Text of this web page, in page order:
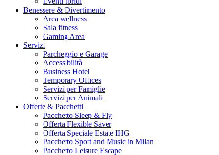
Benessere & Divertimento
Area wellness
Sala fitness
Gaming Area
Servizi
Parcheggio e Garage
Accessibilità
Business Hotel
Temporary Offices
Servizi per Famiglie
Servizi per Animali
Offerte & Pacchetti
Pacchetto Sleep & Fly
Offerta Flexible Saver
Offerta Speciale Estate IHG
Pacchetto Sport and Music in Milan
Pacchetto Leisure Escape